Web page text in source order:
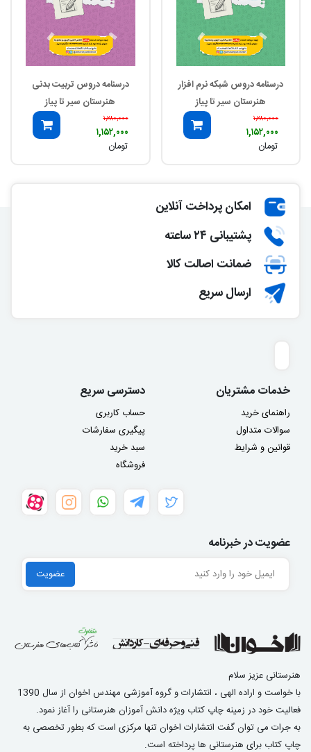
درسنامه دروس شبکه نرم افزار
هنرستان سیر تا پیاز
۱,۲۸۰,۰۰۰
۱,۱۵۲,۰۰۰
تومان
درسنامه دروس تربیت بدنی
هنرستان سیر تا پیاز
۱,۲۸۰,۰۰۰
۱,۱۵۲,۰۰۰
تومان
امکان پرداخت آنلاین
پشتیبانی ۲۴ ساعته
ضمانت اصالت کالا
ارسال سریع
خدمات مشتریان
راهنمای خرید
سوالات متداول
قوانین و شرایط
دسترسی سریع
حساب کاربری
پیگیری سفارشات
سبد خرید
فروشگاه
عضویت در خبرنامه
هنرستانی عزیز سلام
با خواست و اراده الهی ، انتشارات و گروه آموزشی مهندس اخوان از سال 1390
فعالیت خود در زمینه چاپ کتاب ویژه دانش آموزان هنرستانی را آغاز نمود.
به جرات می توان گفت انتشارات اخوان تنها مرکزی است که بطور تخصصی به
چاپ کتاب برای هنرستانی ها پرداخته است.